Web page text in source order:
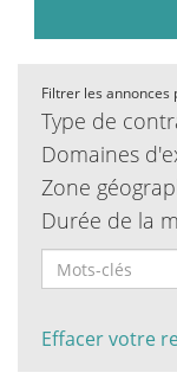
Filtrer les annonces
Type de
Domaines
Zone
Durée de la
Effacer votre